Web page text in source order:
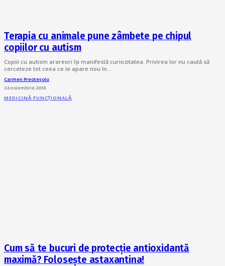
Terapia cu animale pune zâmbete pe chipul
copiilor cu autism
Copiii cu autism arareori își manifestă curiozitatea. Privirea lor nu caută să
cerceteze tot ceea ce le apare nou în…
Carmen Preoteșoiu
24 noiembrie 2018
MEDICINĂ FUNCȚIONALĂ
Cum să te bucuri de protecție antioxidantă
maximă? Folosește astaxantina!